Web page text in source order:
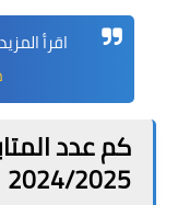
اقرأ
كم عدد
2024/2025